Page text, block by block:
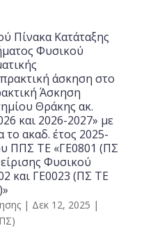
Πίνακα Κατάταξης
Φυσικού
άσκηση στο
Άσκηση
Θράκης ακ.
και 2026-2027» με
ακαδ. έτος 2025-
ΠΠΣ ΤΕ «ΓΕ0801 (ΠΣ
Φυσικού
και ΓΕ0023 (ΠΣ ΤΕ
| Δεκ 12, 2025 |